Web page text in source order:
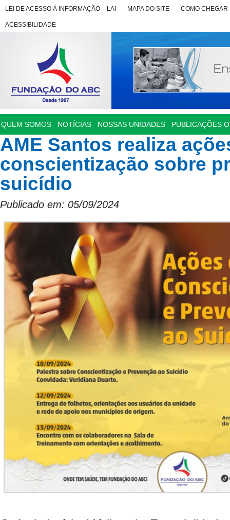
LEI DE ACESSO À INFORMAÇÃO – LAI MAPA DO SITE COMO CHEGAR
ACESSIBILIDADE
QUEM SOMOS NOTÍCIAS NOSSAS UNIDADES PUBLICAÇÕES
AME Santos realiza
conscientização sobre
suicídio
Publicado em: 05/09/2024